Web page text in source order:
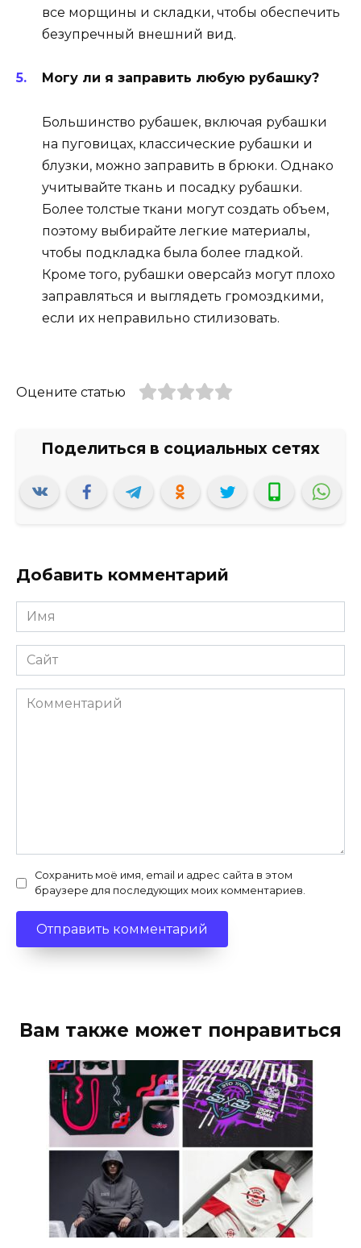
все морщины и складки, чтобы обеспечить
безупречный внешний вид.
Могу ли я заправить любую рубашку?
Большинство рубашек, включая рубашки
на пуговицах, классические рубашки и
блузки, можно заправить в брюки. Однако
учитывайте ткань и посадку рубашки.
Более толстые ткани могут создать объем,
поэтому выбирайте легкие материалы,
чтобы подкладка была более гладкой.
Кроме того, рубашки оверсайз могут плохо
заправляться и выглядеть громоздкими,
если их неправильно стилизовать.
Оцените статью
Добавить комментарий
Имя
*
Сайт
Комментарий
Сохранить моё имя, email и адрес сайта в этом
браузере для последующих моих комментариев.
Вам также может понравиться